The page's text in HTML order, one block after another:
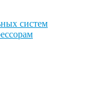
систем